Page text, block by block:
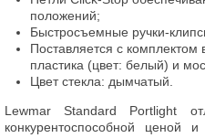
положений;
Быстросъемные ручки-
Поставляется с
пластика (цвет: белый) и
Цвет стекла: дымчатый.
Lewmar Standard Portlight
конкурентоспособной ценой